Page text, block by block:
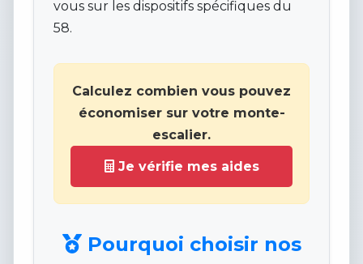
vous sur les dispositifs spécifiques du
58.
Calculez combien vous pouvez
économiser sur votre monte-
escalier.
Je vérifie mes aides
Pourquoi choisir nos